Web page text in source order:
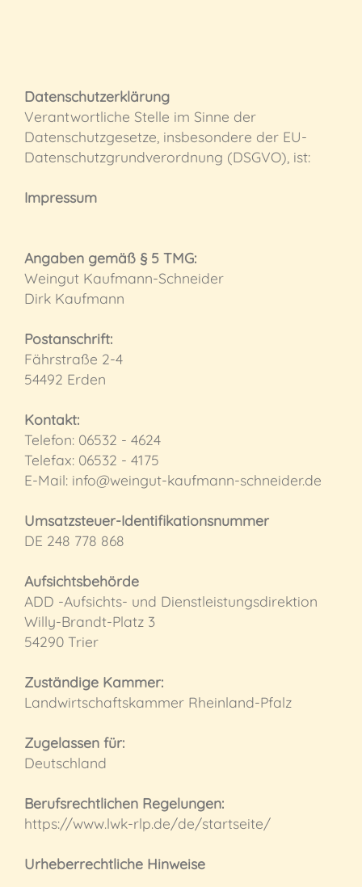
EU-Förderung
Datenschutzerklärung
Verantwortliche Stelle im Sinne der
Datenschutzgesetze, insbesondere der EU-
Datenschutzgrundverordnung (DSGVO), ist:
Impressum
Angaben gemäß § 5 TMG:
Weingut Kaufmann-Schneider
Dirk Kaufmann
Postanschrift:
Fährstraße 2-4
54492 Erden
Kontakt:
Telefon: 06532 - 4624
Telefax: 06532 - 4175
E-Mail: info@weingut-kaufmann-schneider.de
Umsatzsteuer-Identifikationsnummer
DE 248 778 868
Aufsichtsbehörde
ADD -Aufsichts- und Dienstleistungsdirektion
Willy-Brandt-Platz 3
54290 Trier
Zuständige Kammer:
Landwirtschaftskammer Rheinland-Pfalz
Zugelassen für:
Deutschland
Berufsrechtlichen Regelungen:
https://www.lwk-rlp.de/de/startseite/
Urheberrechtliche Hinweise